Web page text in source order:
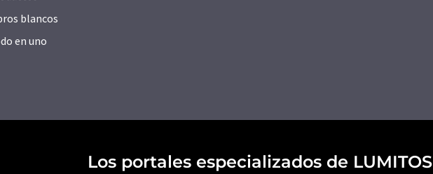
blancos
en uno
Los portales especializados de LUMITOS